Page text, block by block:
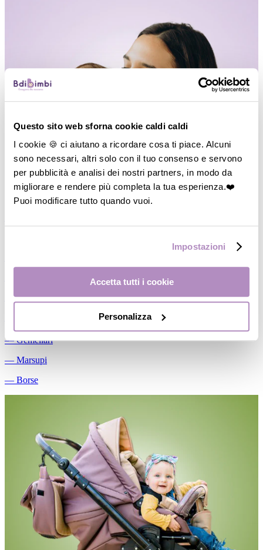
Questo sito web sforna cookie caldi caldi
I cookie 🍪 ci aiutano a ricordare cosa ti piace. Alcuni
sono necessari, altri solo con il tuo consenso e servono
per pubblicità e analisi dei nostri partners, in modo da
migliorare e rendere più completa la tua esperienza.❤️
Puoi modificare tutto quando vuoi.
Impostazioni
Accetta tutti i cookie
Personalizza
―Accessori passeggio
―Gemellari
― Marsupi
― Borse